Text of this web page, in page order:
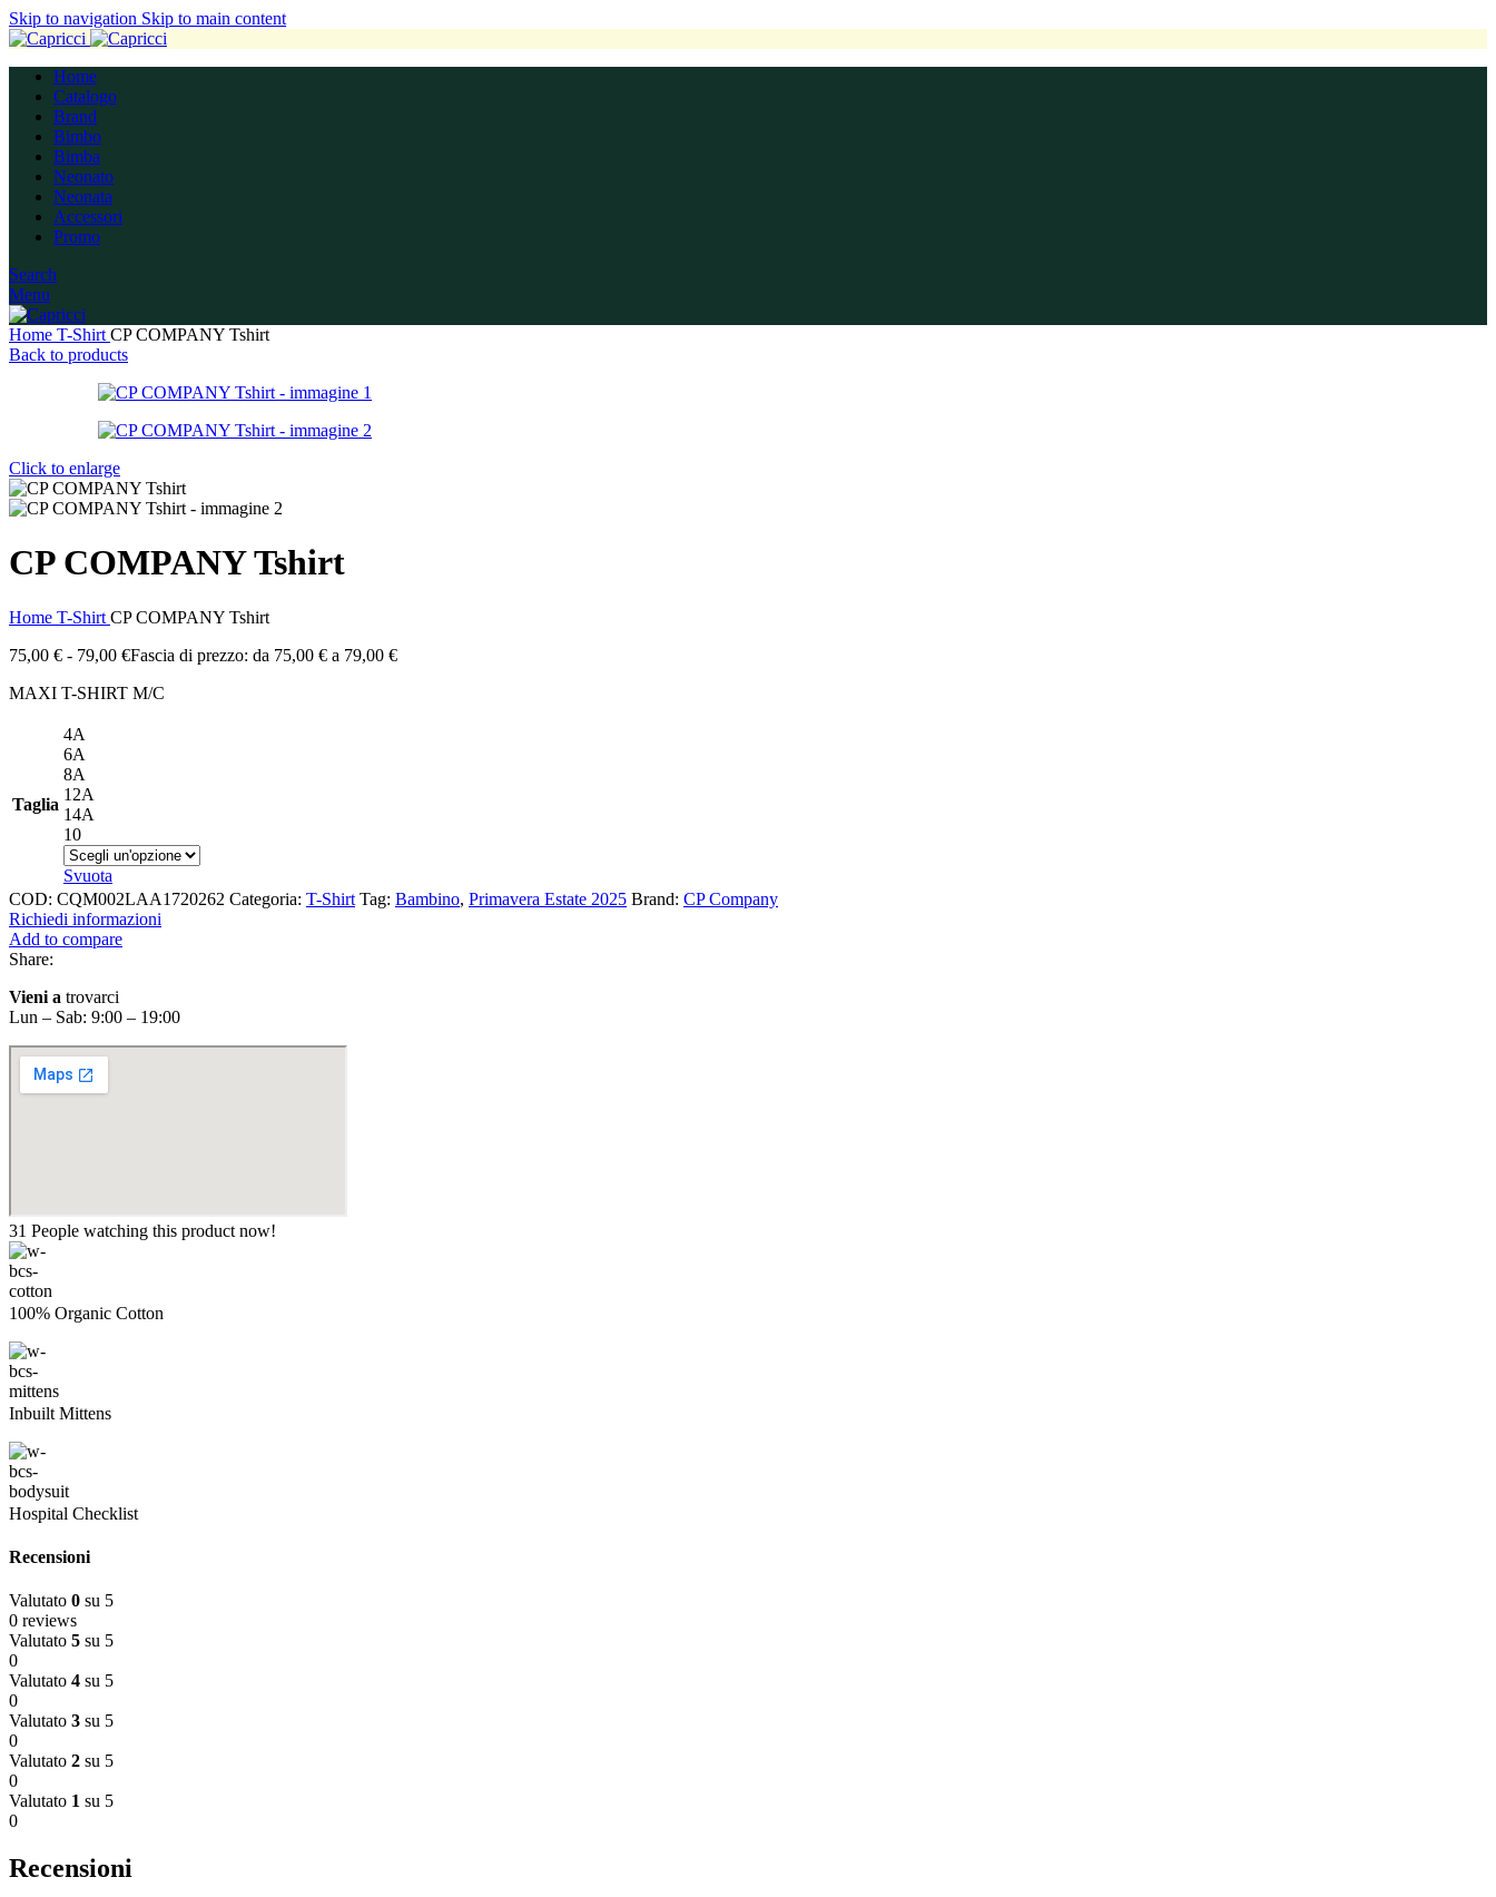
Skip to navigation Skip to main content
Home
Catalogo
Brand
Bimbo
Bimba
Neonato
Neonata
Accessori
Promo
Search
Menu
Home T-Shirt CP COMPANY Tshirt
Back to products
Click to enlarge
CP COMPANY Tshirt
Home T-Shirt CP COMPANY Tshirt
75,00 € - 79,00 €Fascia di prezzo: da 75,00 € a 79,00 €
MAXI T-SHIRT M/C
Taglia
4A
6A
8A
12A
14A
10
Svuota
COD: CQM002LAA1720262 Categoria: T-Shirt Tag: Bambino, Primavera Estate 2025 Brand: CP Company
Richiedi informazioni
Add to compare
Share:
Vieni a trovarci
Lun – Sab: 9:00 – 19:00
31 People watching this product now!
100% Organic Cotton
Inbuilt Mittens
Hospital Checklist
Recensioni
Valutato 0 su 5
0 reviews
Valutato 5 su 5
0
Valutato 4 su 5
0
Valutato 3 su 5
0
Valutato 2 su 5
0
Valutato 1 su 5
0
Recensioni